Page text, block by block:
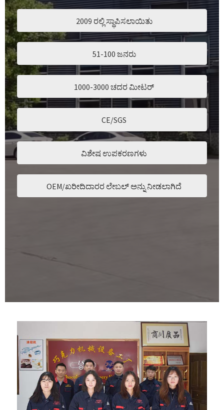
2009 ರಲ್ಲಿ ಸ್ಥಾಪಿಸಲಾಯಿತು
51-100 ಜನರು
1000-3000 ಚದರ ಮೀಟರ್
CE/SGS
ವಿಶೇಷ ಉಪಕರಣಗಳು
OEM/ಖರೀದಿದಾರರ ಲೇಬಲ್ ಅನ್ನು ನೀಡಲಾಗಿದೆ